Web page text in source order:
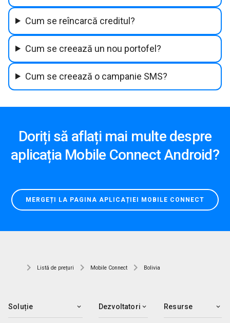
Cum se reîncarcă creditul?
Cum se creează un nou portofel?
Cum se creează o campanie SMS?
Doriți să aflați mai multe despre
aplicația Mobile Connect Android?
MERGEȚI LA PAGINA APLICAȚIEI MOBILE CONNECT
Listă de prețuri Mobile Connect Bolivia
Soluție Dezvoltatori Resurse